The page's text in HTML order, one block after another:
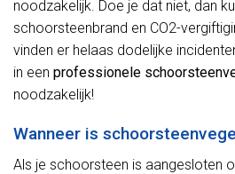
noodzakelijk. Doe je dat niet, dan
schoorsteenbrand en CO2-
vinden er helaas dodelijke
in een professionele
noodzakelijk!
Wanneer is
Als je schoorsteen is aangesloten